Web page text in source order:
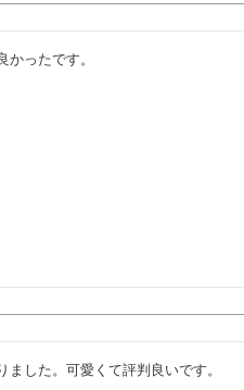
ったです。
した。可愛くて評判良いです。